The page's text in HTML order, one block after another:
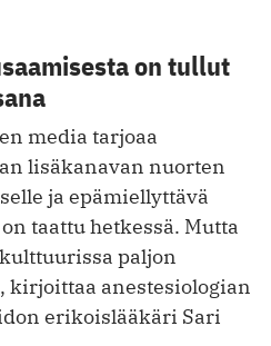
on tullut
media tarjoaa
lisäkanavan nuorten
ja epämiellyttävä
taattu hetkessä. Mutta
paljon
kirjoittaa anestesiologian
erikoislääkäri Sari